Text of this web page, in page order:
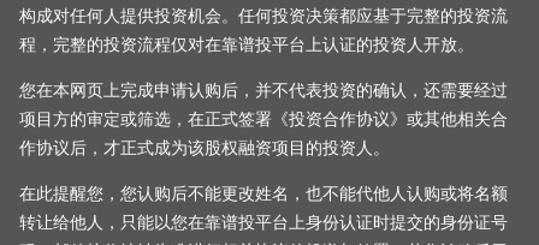
构成对任何人提供投资机会。任何投资决策都应基于完整的投资流
程，完整的投资流程仅对在靠谱投平台上认证的投资人开放。
您在本网页上完成申请认购后，并不代表投资的确认，还需要经过
项目方的审定或筛选，在正式签署《投资合作协议》或其他相关合
作协议后，才正式成为该股权融资项目的投资人。
在此提醒您，您认购后不能更改姓名，也不能代他人认购或将名额
转让给他人，只能以您在靠谱投平台上身份认证时提交的身份证号